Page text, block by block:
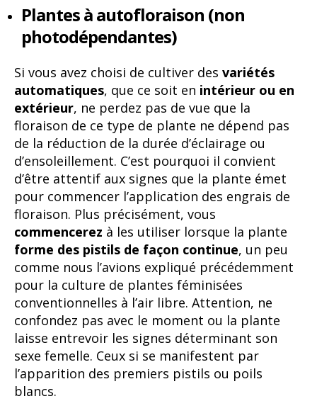
Plantes à autofloraison (non
photodépendantes)
Si vous avez choisi de cultiver des variétés
automatiques, que ce soit en intérieur ou en
extérieur, ne perdez pas de vue que la
floraison de ce type de plante ne dépend pas
de la réduction de la durée d’éclairage ou
d’ensoleillement. C’est pourquoi il convient
d’être attentif aux signes que la plante émet
pour commencer l’application des engrais de
floraison. Plus précisément, vous
commencerez à les utiliser lorsque la plante
forme des pistils de façon continue, un peu
comme nous l’avions expliqué précédemment
pour la culture de plantes féminisées
conventionnelles à l’air libre. Attention, ne
confondez pas avec le moment ou la plante
laisse entrevoir les signes déterminant son
sexe femelle. Ceux si se manifestent par
l’apparition des premiers pistils ou poils
blancs.